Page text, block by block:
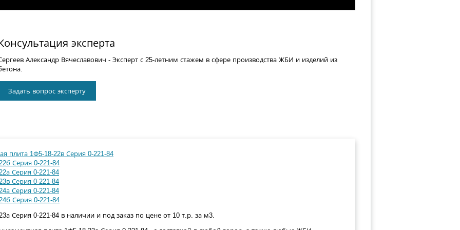
эксперта
Александр Вячеславович - Эксперт с 25-летним стажем в сфере производства ЖБИ и изделий из
Задать вопрос эксперту
плита 1Ф5-18-22в Серия 0-221-84
Серия 0-221-84
Серия 0-221-84
Серия 0-221-84
Серия 0-221-84
Серия 0-221-84
Серия 0-221-84 в наличии и под заказ по цене от 10 т.р. за м3.